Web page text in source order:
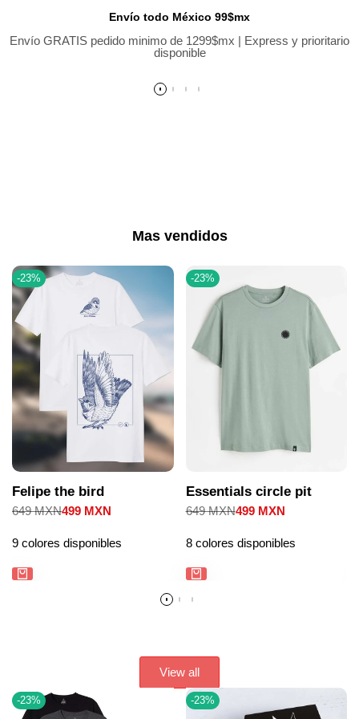
Envío todo México 99$mx
Envío GRATIS pedido minimo de 1299$mx | Express y prioritario
disponible
Mas vendidos
-23%
Felipe the bird
Precio
649 MXNPrecio
499 MXN
9 colores disponibles
-23%
Essentials circle pit
Precio
649 MXNPrecio
499 MXN
8 colores disponibles
View all
-23% -23%